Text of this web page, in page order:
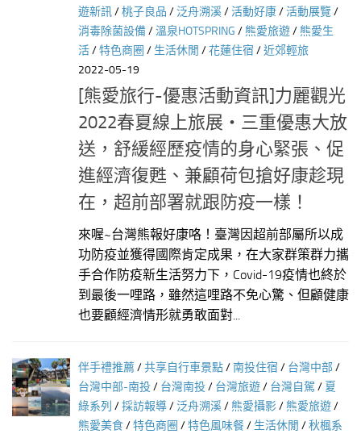
遊新訊/桃子良品 /泛舟溯溪 /活動好康/活動展覽/
消毒除菌設備/溫泉HOTSPRING / 熊愛旅遊/ 熊愛生
活/特色商圈 / 生活休閒 /花蓮住宿 /近郊輕旅
2022-05-19
[熊愛旅行-優惠活動資訊]力麗觀光
2022春夏線上旅展‧三重優惠大放
送，舒緩經歷疫情的身心緊張、促
進經濟復甦、兼顧荷包搶好康趁現
在，超前部署就跟防疫一樣！
來喔~台灣熊報好康咯！臺灣因超前部屬所以成
功防疫並獲得國際肯定成果，在大家群策群力攜
手合作防疫新生活努力下，Covid-19疫情也終於
到最後一哩路，雖然這哩路不免心驚、但顧健康
也要顧經濟情形就勇敢面對...
伴手禮推薦/共享自行車景點/南投住宿 / 台灣中部 /
台灣中部-南投/ 台灣南投/ 台灣旅遊/ 台灣自駕 / 夏
綠系列 /採訪報導/泛舟溯溪 / 熊愛攝影/ 熊愛旅遊/
熊愛美食/特色商圈 /特色風味餐/ 生活休閒 /秋楓系